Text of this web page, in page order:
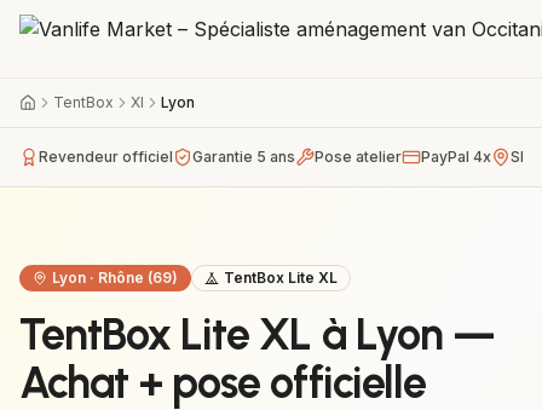
TentBox Xl Lyon
Revendeur officiel Garantie 5 ans Pose atelier PayPal 4x
Lyon · Rhône (69) TentBox Lite XL
TentBox Lite XL à Lyon —
Achat + pose officielle